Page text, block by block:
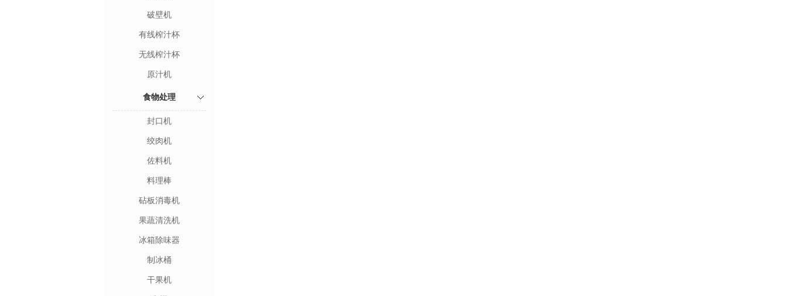
破壁机
有线榨汁杯
无线榨汁杯
原汁机
食物处理
封口机
绞肉机
佐料机
料理棒
砧板消毒机
果蔬清洗机
冰箱除味器
制冰桶
干果机